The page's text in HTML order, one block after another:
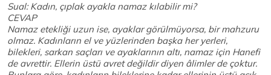
Sual: Kadın, çıplak ayakla namaz kılabilir mi?
CEVAP
Namaz etekliği uzun ise, ayaklar görülmüyorsa, bir mahzuru
olmaz. Kadınların el ve yüzlerinden başka her yerleri,
bilekleri, sarkan saçları ve ayaklarının altı, namaz için Hanefi
de avrettir. Ellerin üstü avret değildir diyen âlimler de çoktur.